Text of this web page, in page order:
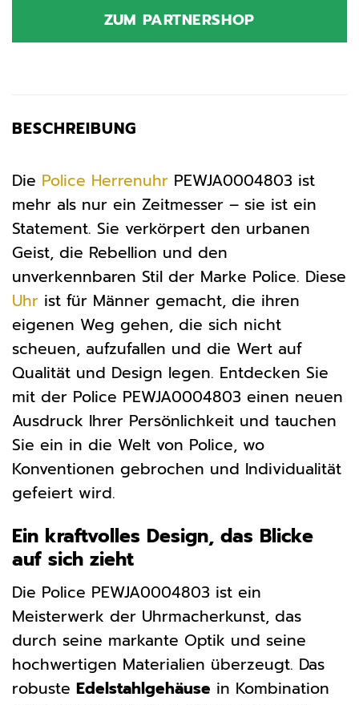
ZUM PARTNERSHOP
BESCHREIBUNG
Die Police Herrenuhr PEWJA0004803 ist
mehr als nur ein Zeitmesser – sie ist ein
Statement. Sie verkörpert den urbanen
Geist, die Rebellion und den
unverkennbaren Stil der Marke Police. Diese
Uhr ist für Männer gemacht, die ihren
eigenen Weg gehen, die sich nicht
scheuen, aufzufallen und die Wert auf
Qualität und Design legen. Entdecken Sie
mit der Police PEWJA0004803 einen neuen
Ausdruck Ihrer Persönlichkeit und tauchen
Sie ein in die Welt von Police, wo
Konventionen gebrochen und Individualität
gefeiert wird.
Ein kraftvolles Design, das Blicke
auf sich zieht
Die Police PEWJA0004803 ist ein
Meisterwerk der Uhrmacherkunst, das
durch seine markante Optik und seine
hochwertigen Materialien überzeugt. Das
robuste Edelstahlgehäuse in Kombination